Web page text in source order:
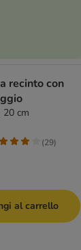
recinto con
20 cm
(29)
al carrello